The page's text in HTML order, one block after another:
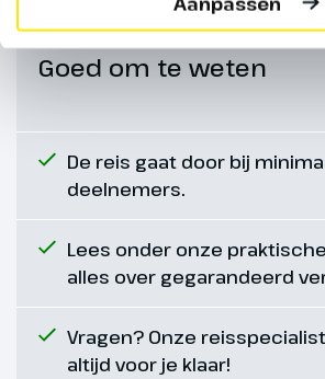
Let op:De
Wieliczka
geschikt voor
Optioneel
Excursie
Zoutmijnen (€
Goed om te weten
De reis gaat door bij
deelnemers.
Lees onder onze
alles over gegarandeerd
Vragen? Onze
altijd voor je klaar!